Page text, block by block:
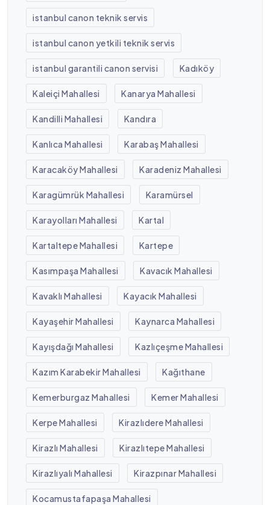
istanbul canon teknik servis
istanbul canon yetkili teknik servis
istanbul garantili canon servisi Kadıköy
Kaleiçi Mahallesi Kanarya Mahallesi
Kandilli Mahallesi Kandıra
Kanlıca Mahallesi Karabaş Mahallesi
Karacaköy Mahallesi Karadeniz Mahallesi
Karagümrük Mahallesi Karamürsel
Karayolları Mahallesi Kartal
Kartaltepe Mahallesi Kartepe
Kasımpaşa Mahallesi Kavacık Mahallesi
Kavaklı Mahallesi Kayacık Mahallesi
Kayaşehir Mahallesi Kaynarca Mahallesi
Kayışdağı Mahallesi Kazlıçeşme Mahallesi
Kazım Karabekir Mahallesi Kağıthane
Kemerburgaz Mahallesi Kemer Mahallesi
Kerpe Mahallesi Kirazlıdere Mahallesi
Kirazlı Mahallesi Kirazlıtepe Mahallesi
Kirazlıyalı Mahallesi Kirazpınar Mahallesi
Kocamustafapaşa Mahallesi